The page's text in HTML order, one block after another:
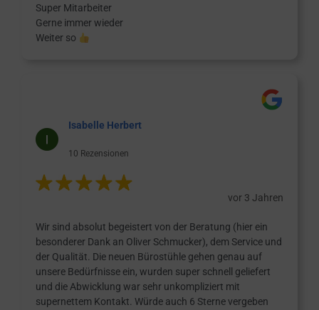
Super Mitarbeiter
Gerne immer wieder
Weiter so
Isabelle Herbert
10 Rezensionen
vor 3 Jahren
Wir sind absolut begeistert von der Beratung (hier ein
besonderer Dank an Oliver Schmucker), dem Service und
der Qualität. Die neuen Bürostühle gehen genau auf
unsere Bedürfnisse ein, wurden super schnell geliefert
und die Abwicklung war sehr unkompliziert mit
supernettem Kontakt. Würde auch 6 Sterne vergeben